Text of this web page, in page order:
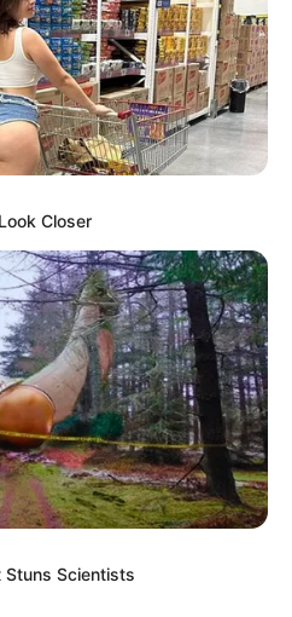
Malam
Bikin
Closer
Stuns Scientists